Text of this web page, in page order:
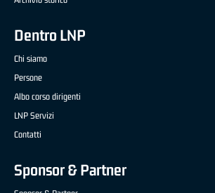
Dentro LNP
Chi siamo
Persone
Albo corso dirigenti
LNP Servizi
Contatti
Sponsor & Partner